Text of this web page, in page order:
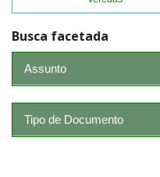
Busca facetada
Assunto
Tipo de Documento